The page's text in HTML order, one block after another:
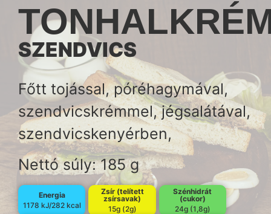
SZENDVICS
Főtt tojással, póréhagymával,
szendvicskrémmel, jégsalátával,
szendvicskenyérben,
Nettó súly: 185 g
Energia
1178 kJ/282 kcal
Zsír (telített
zsírsavak)
15g (2g)
Szénhidrát
(cukor)
24g (1,8g)